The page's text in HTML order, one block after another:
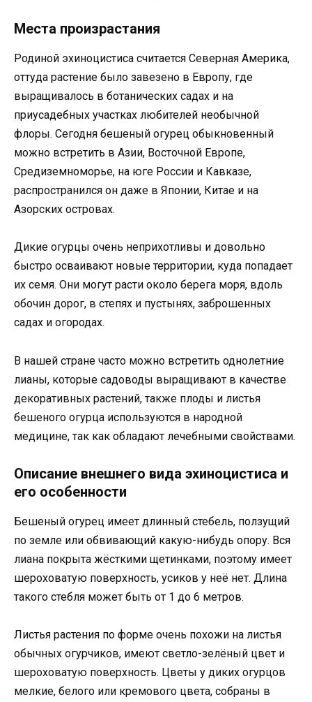
Места произрастания
Родиной эхиноцистиса считается Северная Америка,
оттуда растение было завезено в Европу, где
выращивалось в ботанических садах и на
приусадебных участках любителей необычной
флоры. Сегодня бешеный огурец обыкновенный
можно встретить в Азии, Восточной Европе,
Средиземноморье, на юге России и Кавказе,
распространился он даже в Японии, Китае и на
Азорских островах.
Дикие огурцы очень неприхотливы и довольно
быстро осваивают новые территории, куда попадает
их семя. Они могут расти около берега моря, вдоль
обочин дорог, в степях и пустынях, заброшенных
садах и огородах.
В нашей стране часто можно встретить однолетние
лианы, которые садоводы выращивают в качестве
декоративных растений, также плоды и листья
бешеного огурца используются в народной
медицине, так как обладают лечебными свойствами.
Описание внешнего вида эхиноцистиса и
его особенности
Бешеный огурец имеет длинный стебель, ползущий
по земле или обвивающий какую-нибудь опору. Вся
лиана покрыта жёсткими щетинками, поэтому имеет
шероховатую поверхность, усиков у неё нет. Длина
такого стебля может быть от 1 до 6 метров.
Листья растения по форме очень похожи на листья
обычных огурчиков, имеют светло-зелёный цвет и
шероховатую поверхность. Цветы у диких огурцов
мелкие, белого или кремового цвета, собраны в